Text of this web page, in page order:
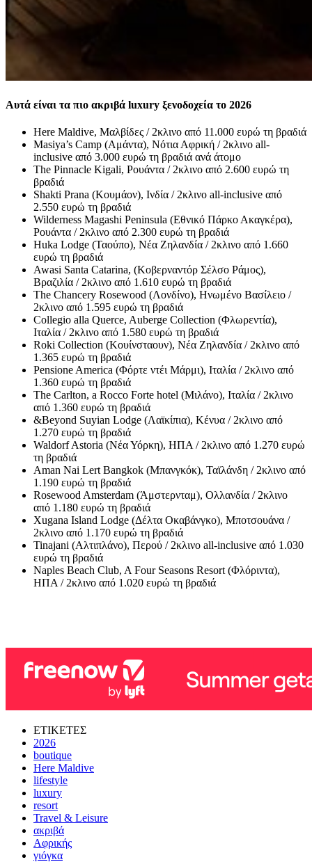
Αυτά είναι τα πιο ακριβά luxury ξενοδοχεία το 2026
Here Maldive, Μαλβίδες / 2κλινο από 11.000 ευρώ τη βραδιά
Masiya’s Camp (Αμάντα), Νότια Αφρική / 2κλινο all-
inclusive από 3.000 ευρώ τη βραδιά ανά άτομο
The Pinnacle Kigali, Ρουάντα / 2κλινο από 2.600 ευρώ τη
βραδιά
Shakti Prana (Κουμάον), Ινδία / 2κλινο all-inclusive από
2.550 ευρώ τη βραδιά
Wilderness Magashi Peninsula (Εθνικό Πάρκο Ακαγκέρα),
Ρουάντα / 2κλινο από 2.300 ευρώ τη βραδιά
Huka Lodge (Ταούπο), Νέα Ζηλανδία / 2κλινο από 1.660
ευρώ τη βραδιά
Awasi Santa Catarina, (Κοβερναντόρ Σέλσο Ράμος),
Βραζιλία / 2κλινο από 1.610 ευρώ τη βραδιά
The Chancery Rosewood (Λονδίνο), Ηνωμένο Βασίλειο /
2κλινο από 1.595 ευρώ τη βραδιά
Collegio alla Querce, Auberge Collection (Φλωρεντία),
Ιταλία / 2κλινο από 1.580 ευρώ τη βραδιά
Roki Collection (Κουίνσταουν), Νέα Ζηλανδία / 2κλινο από
1.365 ευρώ τη βραδιά
Pensione America (Φόρτε ντέι Μάρμι), Ιταλία / 2κλινο από
1.360 ευρώ τη βραδιά
The Carlton, a Rocco Forte hotel (Μιλάνο), Ιταλία / 2κλινο
από 1.360 ευρώ τη βραδιά
&Beyond Suyian Lodge (Λαϊκίπια), Κένυα / 2κλινο από
1.270 ευρώ τη βραδιά
Waldorf Astoria (Νέα Υόρκη), ΗΠΑ / 2κλινο από 1.270 ευρώ
τη βραδιά
Aman Nai Lert Bangkok (Μπανγκόκ), Ταϊλάνδη / 2κλινο από
1.190 ευρώ τη βραδιά
Rosewood Amsterdam (Άμστερνταμ), Ολλανδία / 2κλινο
από 1.180 ευρώ τη βραδιά
Xugana Island Lodge (Δέλτα Οκαβάνγκο), Μποτσουάνα /
2κλινο από 1.170 ευρώ τη βραδιά
Tinajani (Αλτιπλάνο), Περού / 2κλινο all-inclusive από 1.030
ευρώ τη βραδιά
Naples Beach Club, A Four Seasons Resort (Φλόριντα),
ΗΠΑ / 2κλινο από 1.020 ευρώ τη βραδιά
ΕΤΙΚΕΤΕΣ
2026
boutique
Here Maldive
lifestyle
luxury
resort
Travel & Leisure
ακριβά
Αφρικής
γιόγκα